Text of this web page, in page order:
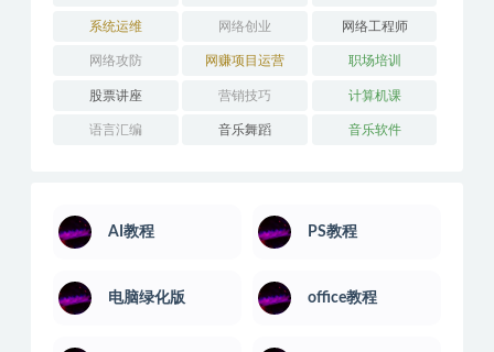
系统运维 网络创业 网络工程师
网络攻防 网赚项目运营 职场培训
股票讲座 营销技巧 计算机课
语言汇编 音乐舞蹈 音乐软件
AI教程 PS教程
电脑绿化版 office教程